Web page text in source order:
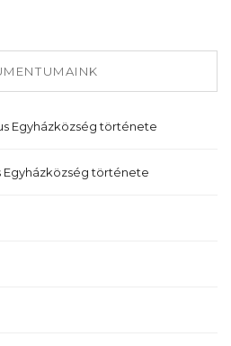
Egyházközség története
Egyházközség története